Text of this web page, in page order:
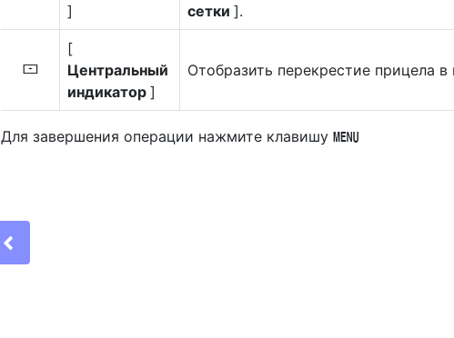
]
сетки ].
F
[
Центральный
индикатор ]
Отобразить перекрестие прицела в
Для завершения операции нажмите клавишу G